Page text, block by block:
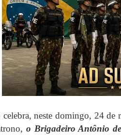
neste domingo, 24 de
o Brigadeiro Antônio